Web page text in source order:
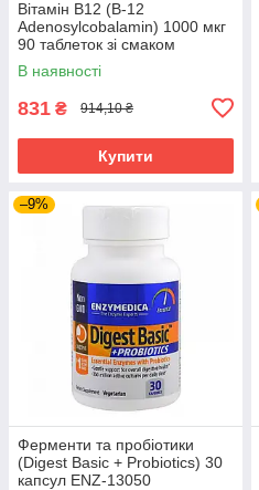
Вітамін В12 (B-12
Adenosylcobalamin) 1000 мкг
90 таблеток зі смаком
полуниці CAL-98882
В наявності
831 ₴ 914,10 ₴
Купити
–9%
Ферменти та пробіотики
(Digest Basic + Probiotics) 30
капсул ENZ-13050